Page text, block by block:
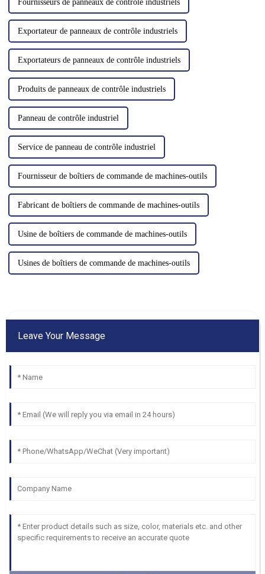
Fournisseurs de panneaux de contrôle industriels
Exportateur de panneaux de contrôle industriels
Exportateurs de panneaux de contrôle industriels
Produits de panneaux de contrôle industriels
Panneau de contrôle industriel
Service de panneau de contrôle industriel
Fournisseur de boîtiers de commande de machines-outils
Fabricant de boîtiers de commande de machines-outils
Usine de boîtiers de commande de machines-outils
Usines de boîtiers de commande de machines-outils
Leave Your Message